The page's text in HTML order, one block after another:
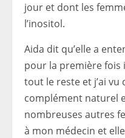
jour et dont les
l’inositol.
Aida dit qu’elle a
pour la première fois
tout le reste et j’ai vu
complément naturel
nombreuses autres
à mon médecin et